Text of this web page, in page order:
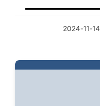
2024-11-14